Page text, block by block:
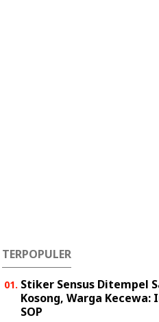
TERPOPULER
Stiker Sensus Ditempel
Kosong, Warga Kecewa:
SOP